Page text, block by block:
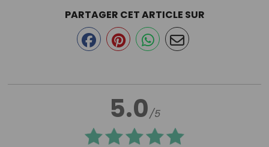
5.0/5
PARTAGER CET ARTICLE SUR